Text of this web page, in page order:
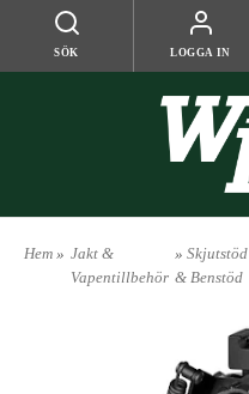
SÖK LOGGA IN
Hem » Jakt &
Vapentillbehör
» Skjutstöd
& Benstöd